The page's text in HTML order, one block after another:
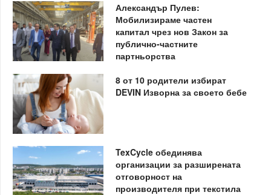
Александър Пулев:
Мобилизираме частен
капитал чрез нов Закон за
публично-частните
партньорства
8 от 10 родители избират
DEVIN Изворна за своето бебе
TexCycle обединява
организации за разширената
отговорност на
производителя при текстила